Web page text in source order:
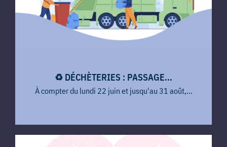
♻️ DÉCHÈTERIES : PASSAGE...
À compter du lundi 22 juin et jusqu'au 31 août,...